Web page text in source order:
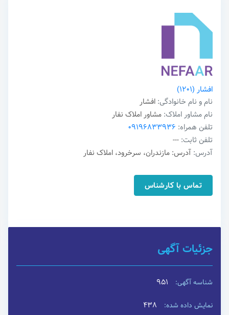
افشار (1201)
نام و نام خانوادگی: افشار
نام مشاور املاک: مشاور املاک نفار
تلفن همراه: 09196833936
تلفن ثابت: ---
آدرس: آدرس: مازندران، سرخرود، املاک نفار
تماس با کارشناس
جزئیات آگهی
شناسه آگهی: 951
نمایش داده شده: 438